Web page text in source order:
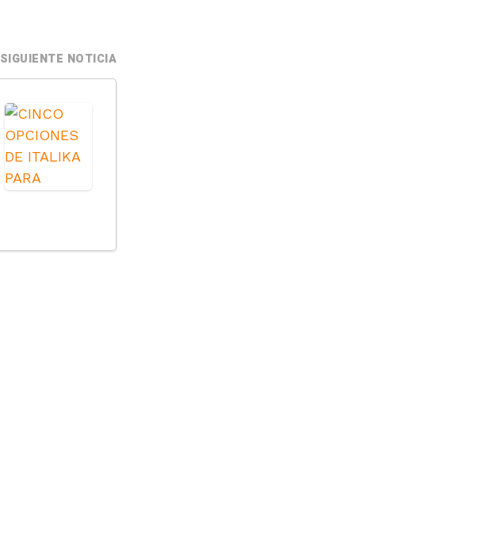
SIGUIENTE NOTICIA